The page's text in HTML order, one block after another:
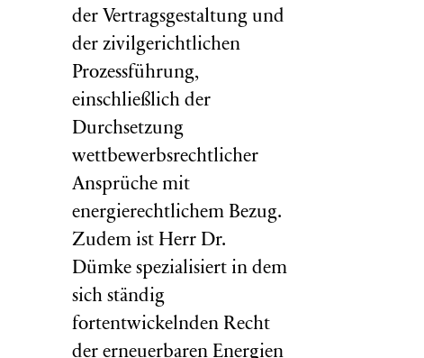
der Vertragsgestaltung und
der zivilgerichtlichen
Prozessführung,
einschließlich der
Durchsetzung
wettbewerbsrechtlicher
Ansprüche mit
energierechtlichem Bezug.
Zudem ist Herr Dr.
Dümke spezialisiert in dem
sich ständig
fortentwickelnden Recht
der erneuerbaren Energien